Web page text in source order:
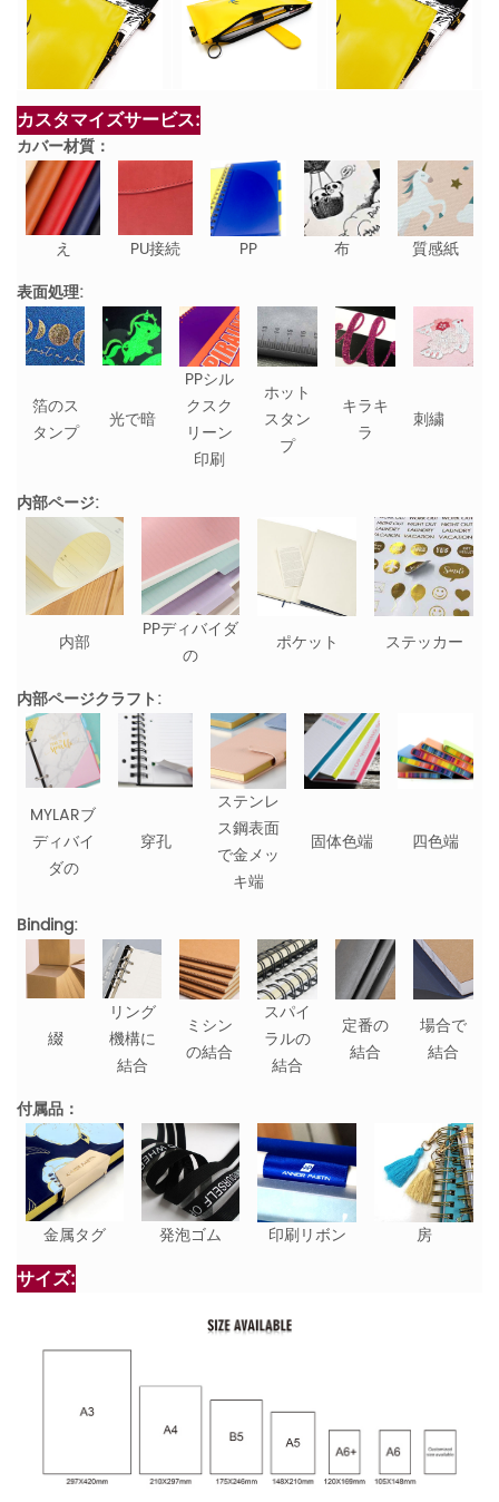
カスタマイズサービス:
カバー材質：
え PU接続 PP 布
質感紙
表面処理:
箔のス
タンプ
光で暗
PPシル
クスク
リーン
印刷
ホット
スタン
プ
キラキ
ラ
刺繍
内部ページ:
内部
PPディバイダ
の
ポケット ステッカー
内部ページクラフト:
MYLARブ
ディバイ
ダの
穿孔
ステンレ
ス鋼表面
で金メッ
キ端
固体色端 四色端
Binding:
綴
リング
機構に
結合
ミシン
の結合
スパイ
ラルの
結合
定番の
結合
場合で
結合
付属品：
金属タグ 発泡ゴム 印刷リボン 房
サイズ: